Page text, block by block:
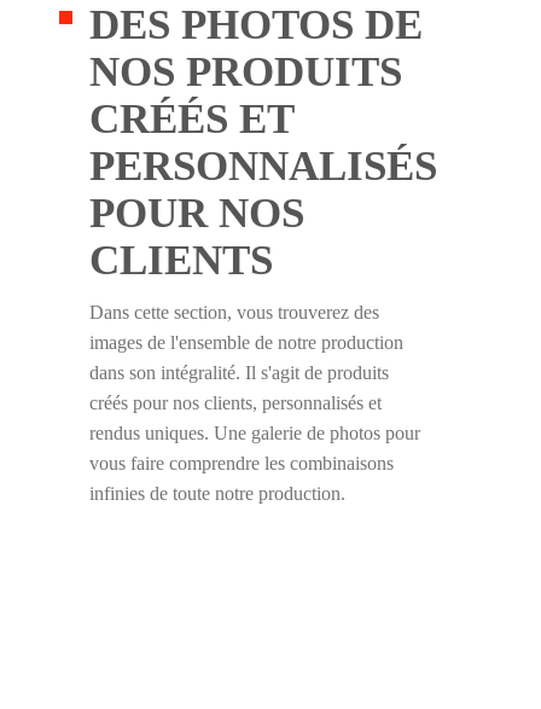
DES PHOTOS DE
NOS PRODUITS
CRÉÉS ET
PERSONNALISÉS
POUR NOS
CLIENTS
Dans cette section, vous trouverez des
images de l'ensemble de notre production
dans son intégralité. Il s'agit de produits
créés pour nos clients, personnalisés et
rendus uniques. Une galerie de photos pour
vous faire comprendre les combinaisons
infinies de toute notre production.